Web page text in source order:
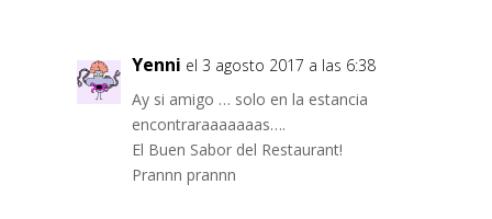
Yenni el 3 agosto 2017 a las 6:38
Ay si amigo … solo en la estancia
encontraraaaaaaas….
El Buen Sabor del Restaurant!
Prannn prannn